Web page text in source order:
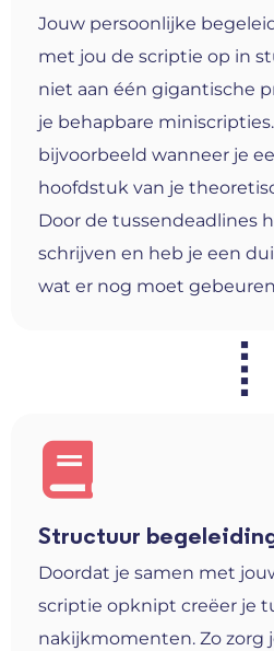
Jouw persoonlijke
met jou de scriptie op in
niet aan één gigantische
je behapbare
bijvoorbeeld wanneer je
hoofdstuk van je
Door de tussendeadlines
schrijven en heb je een
wat er nog moet
Structuur
Doordat je samen met
scriptie opknipt creëer je
nakijkmomenten. Zo zorg